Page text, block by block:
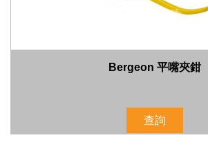
Bergeon 平嘴夾鉗
查詢